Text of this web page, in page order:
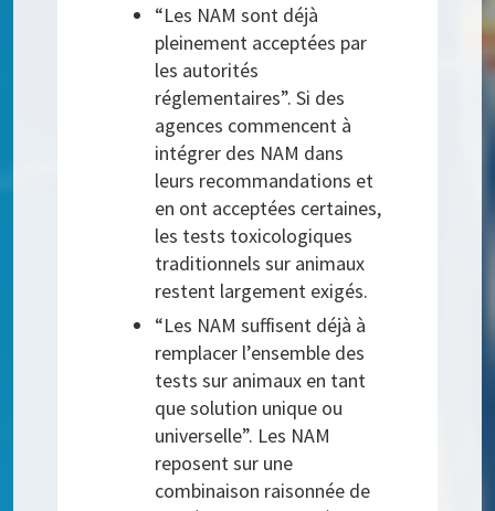
“Les NAM sont déjà
pleinement acceptées par
les autorités
réglementaires”. Si des
agences commencent à
intégrer des NAM dans
leurs recommandations et
en ont acceptées certaines,
les tests toxicologiques
traditionnels sur animaux
restent largement exigés.
“Les NAM suffisent déjà à
remplacer l’ensemble des
tests sur animaux en tant
que solution unique ou
universelle”. Les NAM
reposent sur une
combinaison raisonnée de